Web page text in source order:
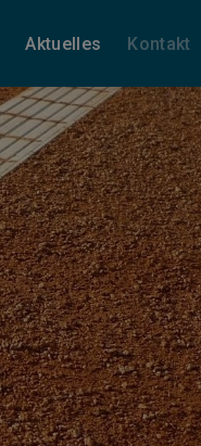
Aktuelles Kontakt